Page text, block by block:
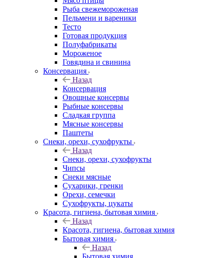
Рыба свежемороженая
Пельмени и вареники
Тесто
Готовая продукция
Полуфабрикаты
Мороженое
Говядина и свинина
Консервация
Назад
Консервация
Овощные консервы
Рыбные консервы
Сладкая группа
Мясные консервы
Паштеты
Снеки, орехи, сухофрукты
Назад
Снеки, орехи, сухофрукты
Чипсы
Снеки мясные
Сухарики, гренки
Орехи, семечки
Сухофрукты, цукаты
Красота, гигиена, бытовая химия
Назад
Красота, гигиена, бытовая химия
Бытовая химия
Назад
Бытовая химия